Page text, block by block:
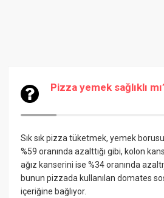
Pizza yemek sağlıklı
Sık sık pizza tüketmek, yemek
%59 oranında azalttığı gibi, kolon
ağız kanserini ise %34 oranında
bunun pizzada kullanılan domates
içeriğine bağlıyor.